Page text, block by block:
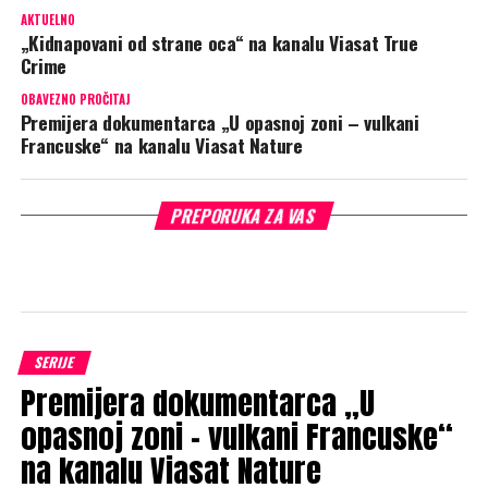
AKTUELNO
„Kidnapovani od strane oca“ na kanalu Viasat True
Crime
OBAVEZNO PROČITAJ
Premijera dokumentarca „U opasnoj zoni – vulkani
Francuske“ na kanalu Viasat Nature
PREPORUKA ZA VAS
SERIJE
Premijera dokumentarca „U
opasnoj zoni – vulkani Francuske“
na kanalu Viasat Nature